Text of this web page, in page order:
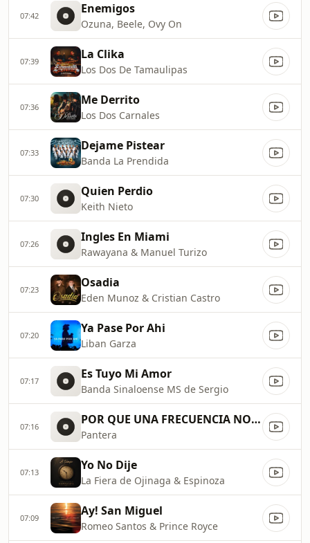
07:42 Enemigos
Ozuna, Beele, Ovy On
07:39 La Clika
Los Dos De Tamaulipas
07:36 Me Derrito
Los Dos Carnales
07:33 Dejame Pistear
Banda La Prendida
07:30 Quien Perdio
Keith Nieto
07:26 Ingles En Miami
Rawayana & Manuel Turizo
07:23 Osadia
Eden Munoz & Cristian Castro
07:20 Ya Pase Por Ahi
Liban Garza
07:17 Es Tuyo Mi Amor
Banda Sinaloense MS de Sergio
07:16 POR QUE UNA FRECUENCIA NO ERA
Pantera
07:13 Yo No Dije
La Fiera de Ojinaga & Espinoza
07:09 Ay! San Miguel
Romeo Santos & Prince Royce